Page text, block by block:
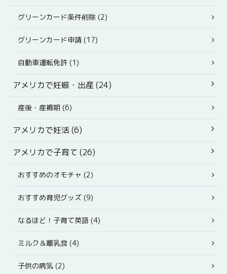
グリーンカード条件削除 (2)
グリーンカード申請 (17)
自動車運転免許 (1)
アメリカで妊娠・出産 (24)
産後・産褥期 (6)
アメリカで妊活 (6)
アメリカで子育て (26)
おすすめのオモチャ (2)
おすすめ育児グッズ (9)
なるほど！子育て英語 (4)
ミルク＆離乳食 (4)
子供の病気 (2)